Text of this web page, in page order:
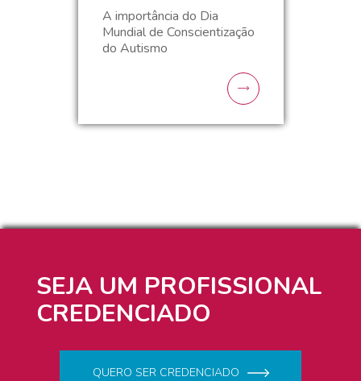
A importância do Dia
Mundial de Conscientização
do Autismo
SEJA UM PROFISSIONAL
CREDENCIADO
QUERO SER CREDENCIADO